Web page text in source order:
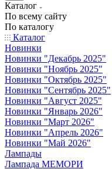
Каталог
По всему сайту
По каталогу
Каталог
Новинки
Новинки "Декабрь 2025"
Новинки "Ноябрь 2025"
Новинки "Октябрь 2025"
Новинки "Сентябрь 2025"
Новинки "Август 2025"
Новинки "Январь 2026"
Новинки "Март 2026"
Новинки "Апрель 2026"
Новинки "Май 2026"
Лампады
Лампада МЕМОРИ